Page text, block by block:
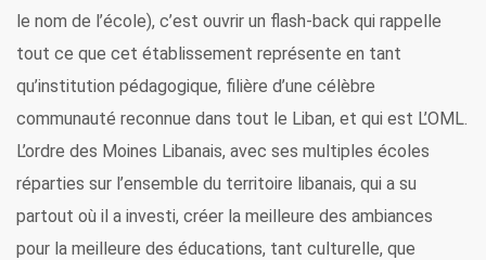
le nom de l’école), c’est ouvrir un flash-back qui rappelle
tout ce que cet établissement représente en tant
qu’institution pédagogique, filière d’une célèbre
communauté reconnue dans tout le Liban, et qui est L’OML.
L’ordre des Moines Libanais, avec ses multiples écoles
réparties sur l’ensemble du territoire libanais, qui a su
partout où il a investi, créer la meilleure des ambiances
pour la meilleure des éducations, tant culturelle, que